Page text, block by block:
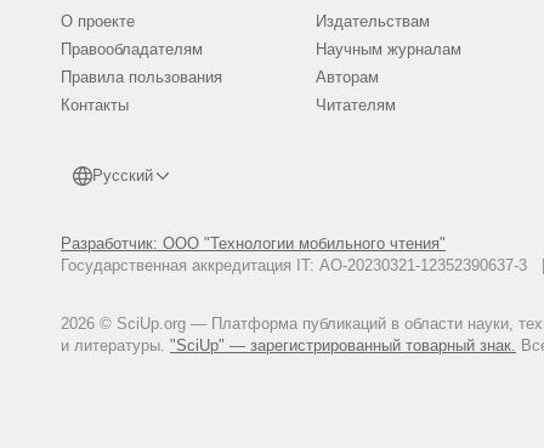
О проекте
Правообладателям
Правила пользования
Контакты
Русский
Разработчик: ООО "Технологии мобильного чтения"
Государственная аккредитация IT: АО-20230321-
2026 © SciUp.org — Платформа публикаций в области науки,
и литературы. "SciUp" — зарегистрированный товарный знак.
Издательствам
Научным журналам
Авторам
Читателям